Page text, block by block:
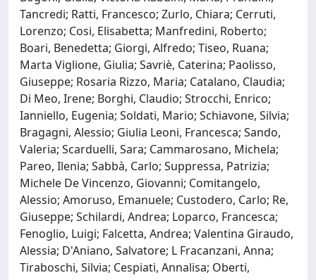
Tancredi; Ratti, Francesco; Zurlo, Chiara; Cerruti,
Lorenzo; Cosi, Elisabetta; Manfredini, Roberto;
Boari, Benedetta; Giorgi, Alfredo; Tiseo, Ruana;
Marta Viglione, Giulia; Savriè, Caterina; Paolisso,
Giuseppe; Rosaria Rizzo, Maria; Catalano, Claudia;
Di Meo, Irene; Borghi, Claudio; Strocchi, Enrico;
Ianniello, Eugenia; Soldati, Mario; Schiavone, Silvia;
Bragagni, Alessio; Giulia Leoni, Francesca; Sando,
Valeria; Scarduelli, Sara; Cammarosano, Michela;
Pareo, Ilenia; Sabbà, Carlo; Suppressa, Patrizia;
Michele De Vincenzo, Giovanni; Comitangelo,
Alessio; Amoruso, Emanuele; Custodero, Carlo; Re,
Giuseppe; Schilardi, Andrea; Loparco, Francesca;
Fenoglio, Luigi; Falcetta, Andrea; Valentina Giraudo,
Alessia; D'Aniano, Salvatore; L Fracanzani, Anna;
Tiraboschi, Silvia; Cespiati, Annalisa; Oberti,